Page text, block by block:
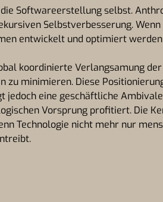
Softwareerstellung selbst.
Selbstverbesserung.
entwickelt und optimiert
koordinierte Verlangsamung
zu minimieren. Diese
jedoch eine geschäftliche
Vorsprung profitiert. Die
Technologie nicht mehr nur